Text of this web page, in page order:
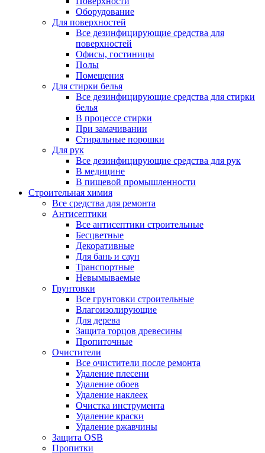
Оборудование
Для поверхностей
Все дезинфицирующие средства для
поверхностей
Офисы, гостиницы
Полы
Помещения
Для стирки белья
Все дезинфицирующие средства для стирки
белья
В процессе стирки
При замачивании
Стиральные порошки
Для рук
Все дезинфицирующие средства для рук
В медицине
В пищевой промышленности
Строительная химия
Все средства для ремонта
Антисептики
Все антисептики строительные
Бесцветные
Декоративные
Для бань и саун
Транспортные
Невымываемые
Грунтовки
Все грунтовки строительные
Влагоизолирующие
Для дерева
Защита торцов древесины
Пропиточные
Очистители
Все очистители после ремонта
Удаление плесени
Удаление обоев
Удаление наклеек
Очистка инструмента
Удаление краски
Удаление ржавчины
Защита OSB
Пропитки